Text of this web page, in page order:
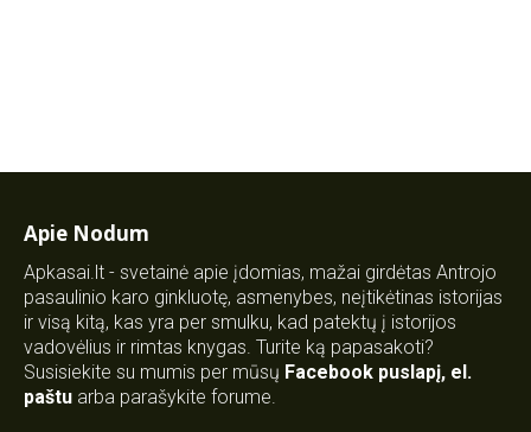
Apie Nodum
Apkasai.lt - svetainė apie įdomias, mažai girdėtas Antrojo
pasaulinio karo ginkluotę, asmenybes, neįtikėtinas istorijas
ir visą kitą, kas yra per smulku, kad patektų į istorijos
vadovėlius ir rimtas knygas. Turite ką papasakoti?
Susisiekite su mumis per mūsų Facebook puslapį, el.
paštu arba parašykite forume.